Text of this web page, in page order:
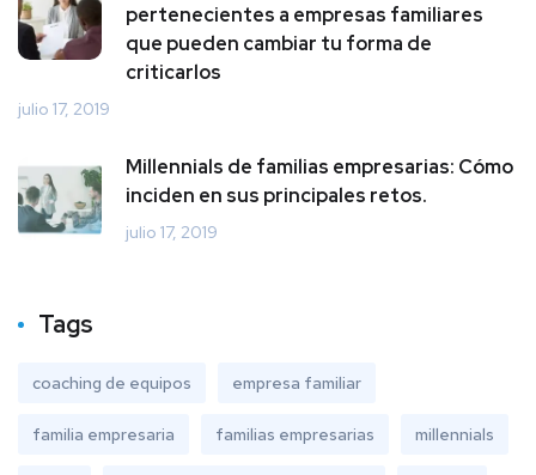
pertenecientes a empresas familiares
que pueden cambiar tu forma de
criticarlos
julio 17, 2019
Millennials de familias empresarias: Cómo
inciden en sus principales retos.
julio 17, 2019
Tags
coaching de equipos empresa familiar
familia empresaria familias empresarias millennials